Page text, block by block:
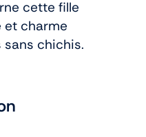
cette fille
et charme
chichis.